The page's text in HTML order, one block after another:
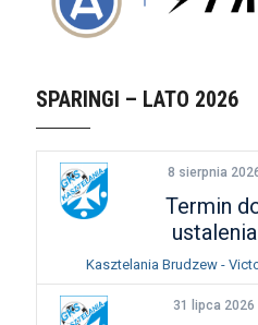
SPARINGI – LATO 2026
8 sierpnia
Termin
ustalenia
Kasztelania Brudzew -
31 lipca 2026